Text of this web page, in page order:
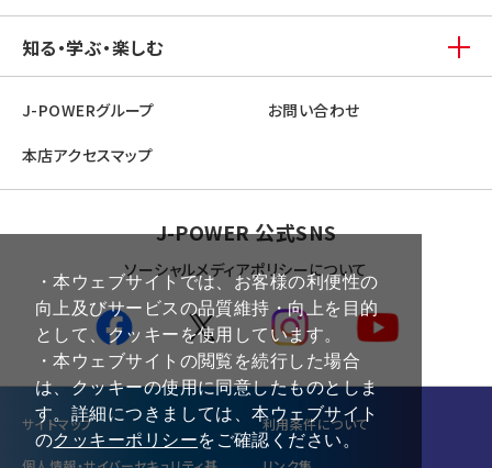
・本ウェブサイトでは、お客様の利便性の
向上及びサービスの品質維持・向上を目的
として、クッキーを使用しています。
・本ウェブサイトの閲覧を続行した場合
は、クッキーの使用に同意したものとしま
す。詳細につきましては、本ウェブサイト
のクッキーポリシーをご確認ください。
知る・学ぶ・楽しむ
J-POWERグループ お問い合わせ
本店アクセスマップ
J-POWER 公式SNS
ソーシャルメディアポリシーについて
サイトマップ 利⽤条件について